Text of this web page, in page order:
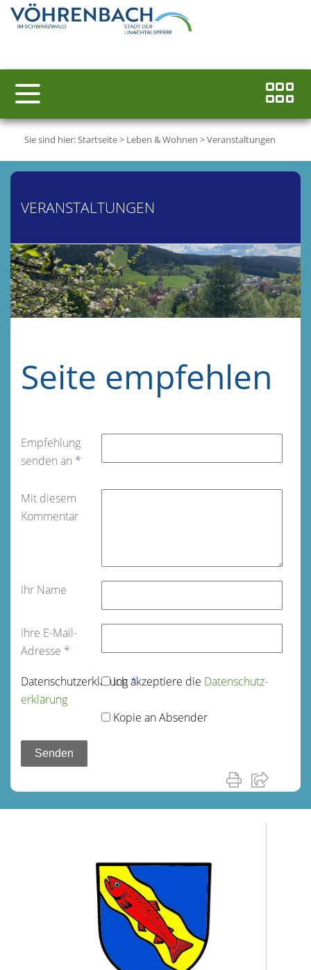
Sie sind hier:Startseite> Leben & Wohnen >Veranstaltungen
VERANSTALTUNGEN
Seite empfehlen
Empfehlung
senden an *
Mit diesem
Kommentar
Ihr Name
Ihre E-Mail-
Adresse *
Datenschutz­erklärung*
Ich akzeptiere die Datenschutz­
erklärung
Kopie an Absender